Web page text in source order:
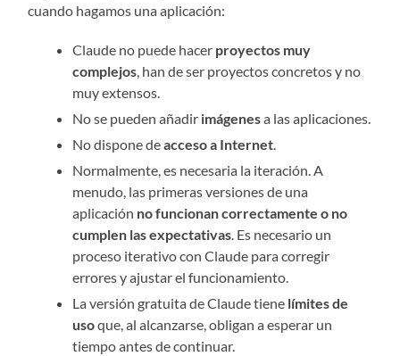
cuando hagamos una aplicación:
Claude no puede hacer proyectos muy
complejos , han de ser proyectos concretos y no
muy extensos.
No se pueden añadir imágenesa las aplicaciones.
No dispone deacceso a Internet
Normalmente, es necesaria la iteración. A
menudo, las primeras versiones de una
aplicación no funcionan correctamente o no
cumplen las expectativas . Es necesario un
proceso iterativo con Claude para corregir
errores y ajustar el funcionamiento.
La versión gratuita de Claude tiene límites de
usoque, al alcanzarse, obligan a esperar un
tiempo antes de continuar.